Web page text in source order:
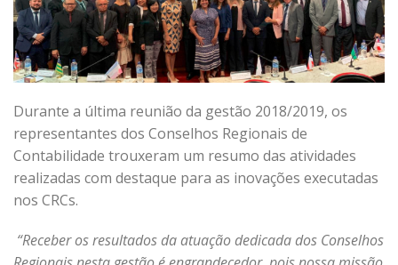
Durante a última reunião da gestão 2018/2019, os
representantes dos Conselhos Regionais de
Contabilidade trouxeram um resumo das atividades
realizadas com destaque para as inovações executadas
nos CRCs.
“Receber os resultados da atuação dedicada dos Conselhos